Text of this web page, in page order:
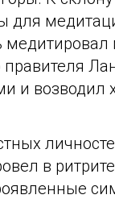
для
правителя
и возводил
в